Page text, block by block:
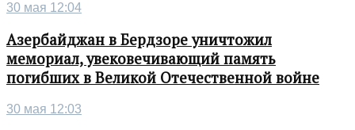
30 мая 12:04
Азербайджан в Бердзоре уничтожил
мемориал, увековечивающий память
погибших в Великой Отечественной войне
30 мая 12:03